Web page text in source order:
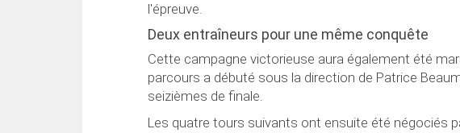
l'épreuve.
Deux entraîneurs pour une même conquête
Cette campagne victorieuse aura également été
parcours a débuté sous la direction de Patrice
seizièmes de finale.
Les quatre tours suivants ont ensuite été négociés